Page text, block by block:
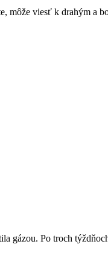
môže viesť k drahým a
gázou. Po troch